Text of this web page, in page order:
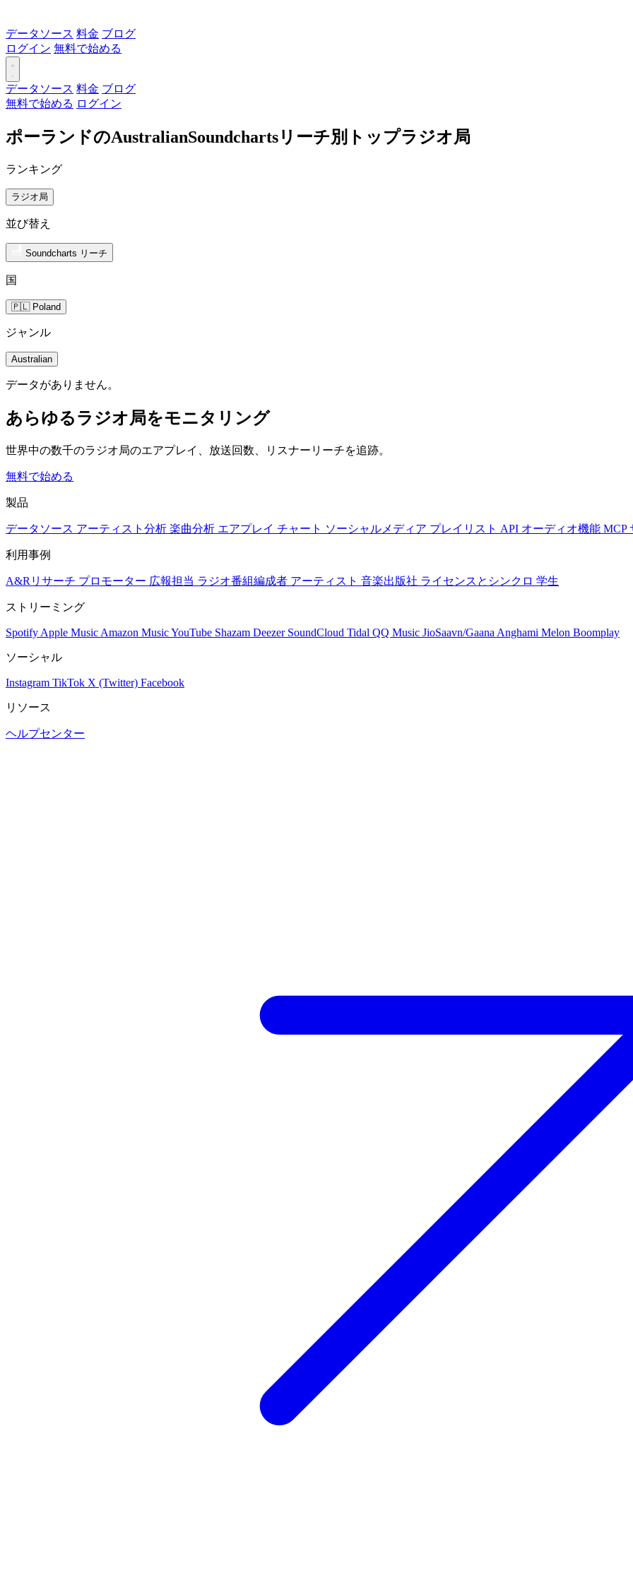
データソース 料金 ブログ
ログイン 無料で始める
データソース 料金 ブログ
無料で始める ログイン
ポーランドのAustralianSoundchartsリーチ別トップラジオ局
ランキング
ラジオ局
並び替え
Soundcharts リーチ
国
🇵🇱 Poland
ジャンル
Australian
データがありません。
あらゆるラジオ局をモニタリング
世界中の数千のラジオ局のエアプレイ、放送回数、リスナーリーチを追跡。
無料で始める
製品
データソース アーティスト分析 楽曲分析 エアプレイ チャート ソーシャルメディア プレイリスト API オーディオ機能 MCP
利用事例
A&Rリサーチ プロモーター 広報担当 ラジオ番組編成者 アーティスト 音楽出版社 ライセンスとシンクロ 学生
ストリーミング
Spotify Apple Music Amazon MusicYouTube Shazam Deezer SoundCloud Tidal QQ Music JioSaavn/Gaana Anghami Melon Boomplay
ソーシャル
Instagram TikTok X (Twitter) Facebook
リソース
ヘルプセンター